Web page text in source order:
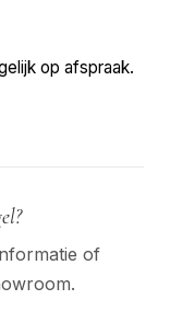
op afspraak.
of